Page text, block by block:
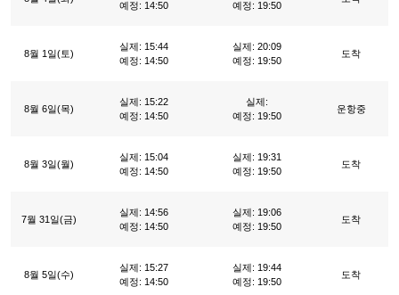
예정: 14:50
예정: 19:50
8월 1일(토)
실제: 15:44
예정: 14:50
실제: 20:09
예정: 19:50
도착
8월 6일(목)
실제: 15:22
예정: 14:50
실제:
예정: 19:50
운항중
8월 3일(월)
실제: 15:04
예정: 14:50
실제: 19:31
예정: 19:50
도착
7월 31일(금)
실제: 14:56
예정: 14:50
실제: 19:06
예정: 19:50
도착
8월 5일(수)
실제: 15:27
예정: 14:50
실제: 19:44
예정: 19:50
도착